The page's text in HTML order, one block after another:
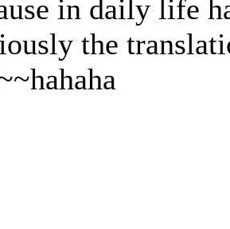
in daily life
the